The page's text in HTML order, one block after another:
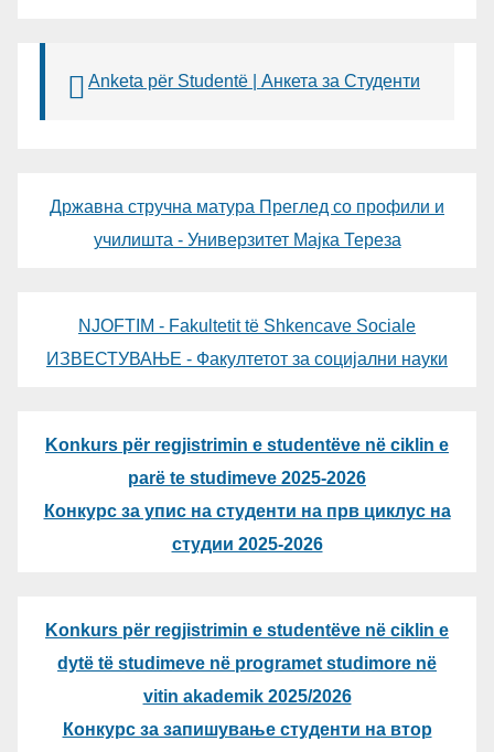
Anketa për Studentë | Анкета за Студенти
Државна стручна матура Преглед со профили и
училишта - Универзитет Мајка Тереза
NJOFTIM - Fakultetit të Shkencave Sociale
ИЗВЕСТУВАЊЕ - Факултетот за социјални науки
Konkurs për regjistrimin e studentëve në ciklin e
parë te studimeve 2025-2026
Конкурс за упис на студенти на прв циклус на
студии 2025-2026
Konkurs për regjistrimin e studentëve në ciklin e
dytë të studimeve në programet studimore në
vitin akademik 2025/2026
Конкурс за запишување студенти на втор